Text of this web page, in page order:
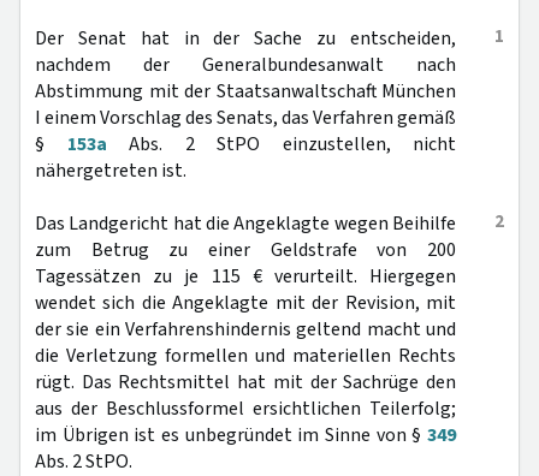
1
Der Senat hat in der Sache zu entscheiden,
nachdem der Generalbundesanwalt nach
Abstimmung mit der Staatsanwaltschaft München
I einem Vorschlag des Senats, das Verfahren gemäß
§ 153a Abs. 2 StPO einzustellen, nicht
nähergetreten ist.
2
Das Landgericht hat die Angeklagte wegen Beihilfe
zum Betrug zu einer Geldstrafe von 200
Tagessätzen zu je 115 € verurteilt. Hiergegen
wendet sich die Angeklagte mit der Revision, mit
der sie ein Verfahrenshindernis geltend macht und
die Verletzung formellen und materiellen Rechts
rügt. Das Rechtsmittel hat mit der Sachrüge den
aus der Beschlussformel ersichtlichen Teilerfolg;
im Übrigen ist es unbegründet im Sinne von § 349
Abs. 2 StPO.